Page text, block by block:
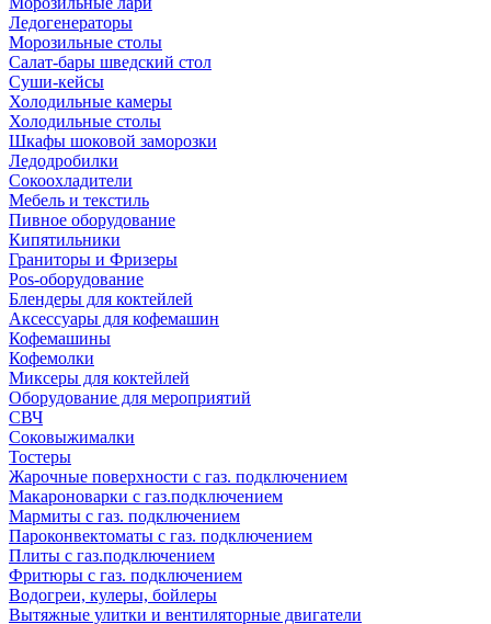
Ледогенераторы
Морозильные столы
Салат-бары шведский стол
Суши-кейсы
Холодильные камеры
Холодильные столы
Шкафы шоковой заморозки
Ледодробилки
Сокоохладители
Мебель и текстиль
Пивное оборудование
Кипятильники
Граниторы и Фризеры
Pos-оборудование
Блендеры для коктейлей
Аксессуары для кофемашин
Кофемашины
Кофемолки
Миксеры для коктейлей
Оборудование для мероприятий
СВЧ
Соковыжималки
Тостеры
Жарочные поверхности с газ. подключением
Макароноварки с газ.подключением
Мармиты с газ. подключением
Пароконвектоматы с газ. подключением
Плиты с газ.подключением
Фритюры с газ. подключением
Водогреи, кулеры, бойлеры
Вытяжные улитки и вентиляторные двигатели